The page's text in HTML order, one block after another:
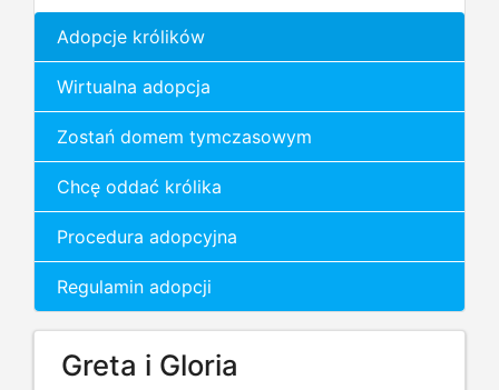
Adopcje królików
Wirtualna adopcja
Zostań domem tymczasowym
Chcę oddać królika
Procedura adopcyjna
Regulamin adopcji
Greta i Gloria